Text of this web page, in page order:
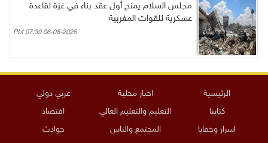
مجلس السلام يمنح أول عقد بناء في غزة لقاعدة
عسكرية للقوات المغربية
06-08-2026 07:39 PM
الرئيسية اخبار محلية
عربي دولي
كتابنا
التعليم والتعليم العالي
اقتصاد
اسرار وخفايا
المجتمع والناس
حوادث